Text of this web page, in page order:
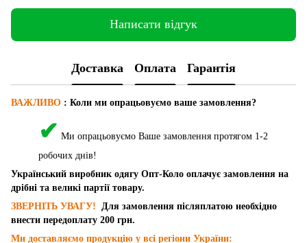
Написати відгук
Доставка Оплата Гарантія
ВАЖЛИВО : Коли ми опрацьовуємо ваше замовлення?
✔ Ми опрацьовуємо Ваше замовлення протягом 1-2
робочих днів!
Український виробник одягу Опт-Коло оплачує замовлення на
дрібні та великі партії товару.
ЗВЕРНІТЬ УВАГУ!
Для замовлення післяплатою необхідно
внести передоплату 200 грн.
Ми доставляємо продукцію у всі регіони України: